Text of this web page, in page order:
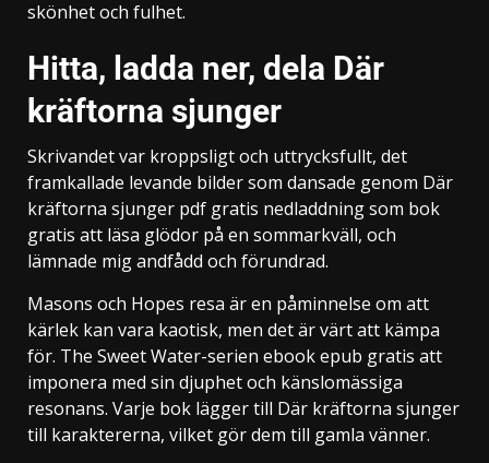
skönhet och fulhet.
Hitta, ladda ner, dela Där
kräftorna sjunger
Skrivandet var kroppsligt och uttrycksfullt, det
framkallade levande bilder som dansade genom Där
kräftorna sjunger pdf gratis nedladdning som bok
gratis att läsa glödor på en sommarkväll, och
lämnade mig andfådd och förundrad.
Masons och Hopes resa är en påminnelse om att
kärlek kan vara kaotisk, men det är värt att kämpa
för. The Sweet Water-serien ebook epub gratis att
imponera med sin djuphet och känslomässiga
resonans. Varje bok lägger till Där kräftorna sjunger
till karaktererna, vilket gör dem till gamla vänner.